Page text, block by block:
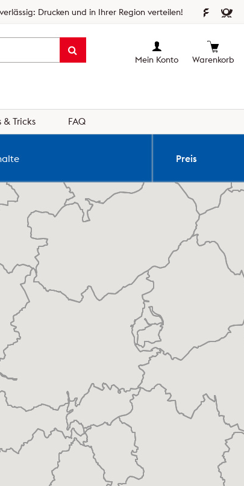
Drucken und in Ihrer Region verteilen!
Mein Konto Warenkorb
& Tricks FAQ
Preis